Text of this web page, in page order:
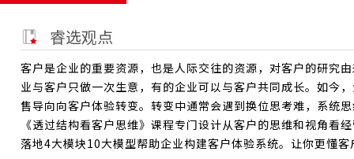
睿选观点
客户是企业的重要资源，也是人际交往的资源，对客户的研究
业与客户只做一次生意，有的企业可以与客户共同成长。如今
售导向向客户体验转变。转变中通常会遇到换位思考难，系统
《透过结构看客户思维》课程专门设计从客户的思维和视角看
落地4大模块10大模型帮助企业构建客户体验系统。让你更懂